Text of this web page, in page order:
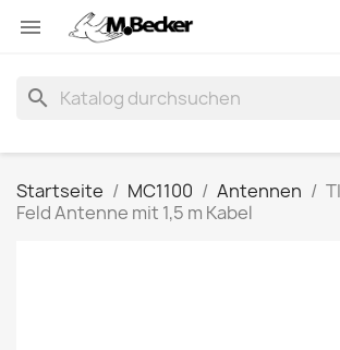

search
Startseite MC1100 Antennen
Feld Antenne mit 1,5 m Kabel